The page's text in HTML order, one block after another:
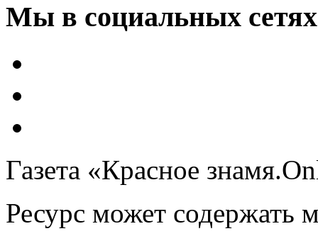
Мы в социальных сетях
Газета «Красное
Ресурс может содержать